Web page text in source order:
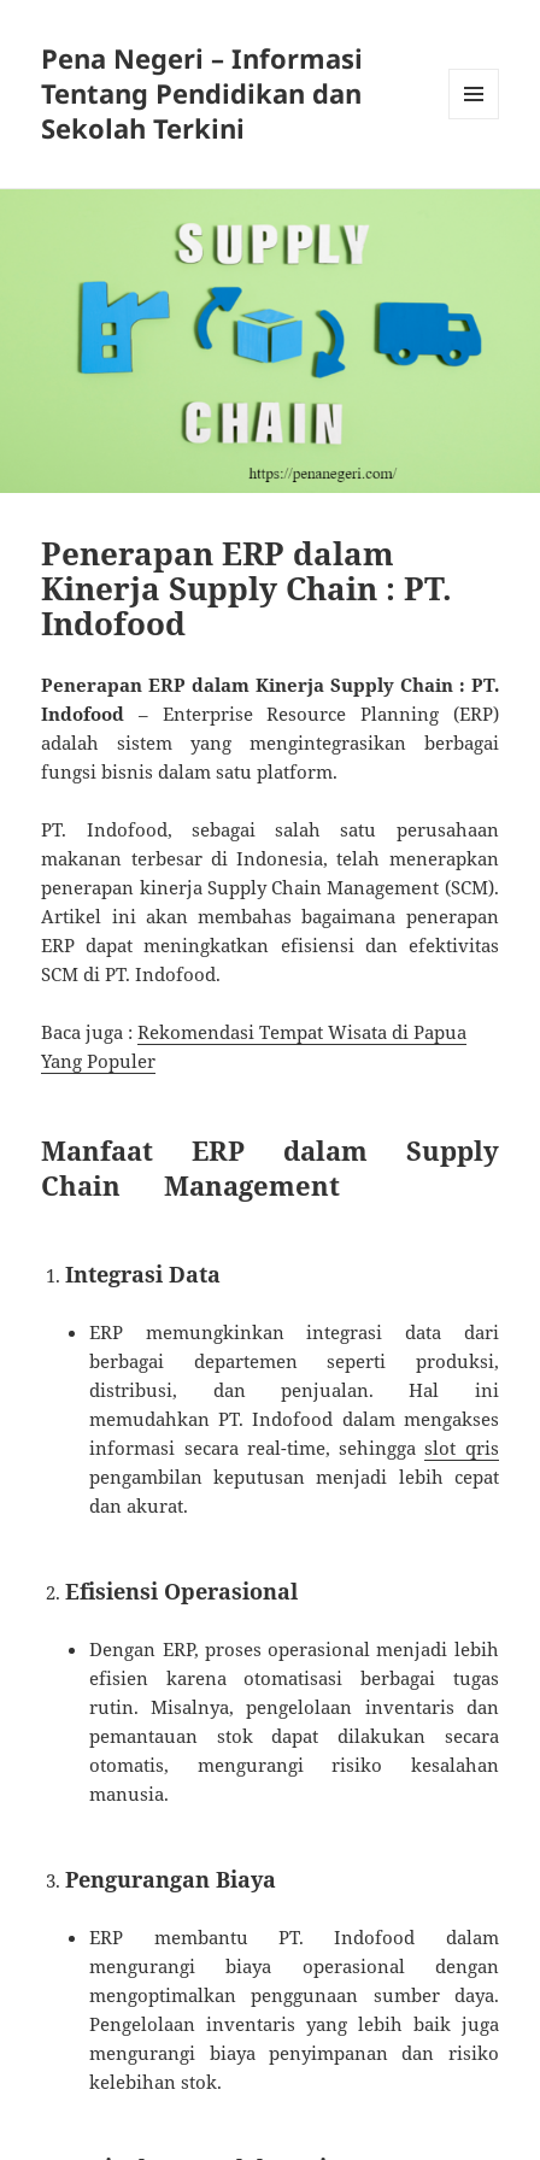
Pena Negeri – Informasi
Tentang Pendidikan dan
Sekolah Terkini
Penerapan ERP dalam
Kinerja Supply Chain : PT.
Indofood
Penerapan ERP dalam Kinerja Supply Chain : PT.
Indofood – Enterprise Resource Planning (ERP)
adalah sistem yang mengintegrasikan berbagai
fungsi bisnis dalam satu platform.
PT. Indofood, sebagai salah satu perusahaan
makanan terbesar di Indonesia, telah menerapkan
penerapan kinerja Supply Chain Management (SCM).
Artikel ini akan membahas bagaimana penerapan
ERP dapat meningkatkan efisiensi dan efektivitas
SCM di PT. Indofood.
Baca juga :Rekomendasi Tempat Wisata di Papua
Yang Populer
Manfaat ERP dalam Supply
Chain Management
Integrasi Data
ERP memungkinkan integrasi data dari
berbagai departemen seperti produksi,
distribusi, dan penjualan. Hal ini
memudahkan PT. Indofood dalam mengakses
informasi secara real-time, sehinggaslot qris
pengambilan keputusan menjadi lebih cepat
dan akurat.
Efisiensi Operasional
Dengan ERP, proses operasional menjadi lebih
efisien karena otomatisasi berbagai tugas
rutin. Misalnya, pengelolaan inventaris dan
pemantauan stok dapat dilakukan secara
otomatis, mengurangi risiko kesalahan
manusia.
Pengurangan Biaya
ERP membantu PT. Indofood dalam
mengurangi biaya operasional dengan
mengoptimalkan penggunaan sumber daya.
Pengelolaan inventaris yang lebih baik juga
mengurangi biaya penyimpanan dan risiko
kelebihan stok.